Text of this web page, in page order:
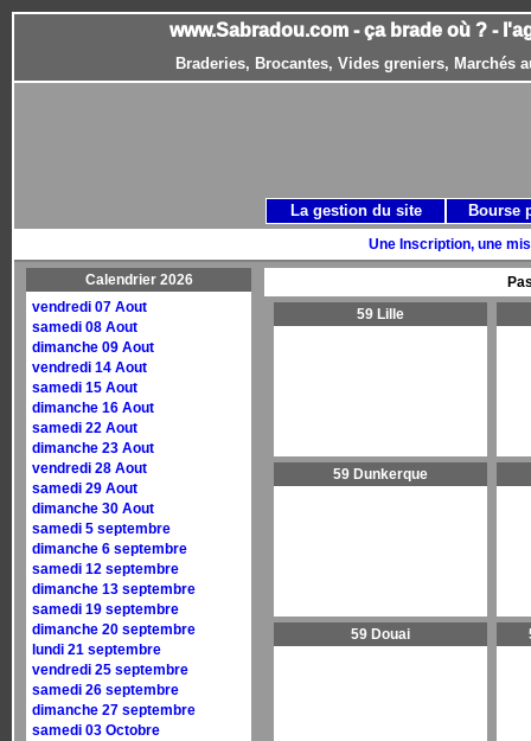
www.Sabradou.com - ça brade où ? -
Braderies, Brocantes, Vides greniers, Marchés
Une Inscription, une
Calendrier 2026
vendredi 07 Aout
samedi 08 Aout
dimanche 09 Aout
vendredi 14 Aout
samedi 15 Aout
dimanche 16 Aout
samedi 22 Aout
dimanche 23 Aout
vendredi 28 Aout
samedi 29 Aout
dimanche 30 Aout
samedi 5 septembre
dimanche 6 septembre
samedi 12 septembre
dimanche 13 septembre
samedi 19 septembre
dimanche 20 septembre
lundi 21 septembre
vendredi 25 septembre
samedi 26 septembre
dimanche 27 septembre
samedi 03 Octobre
59 Lille
59 Dunkerque
59 Douai
La gestion du site Bourse